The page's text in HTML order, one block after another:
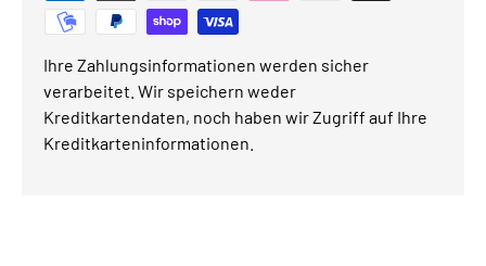
Ihre Zahlungsinformationen werden sicher
verarbeitet. Wir speichern weder
Kreditkartendaten, noch haben wir Zugriff auf Ihre
Kreditkarteninformationen.